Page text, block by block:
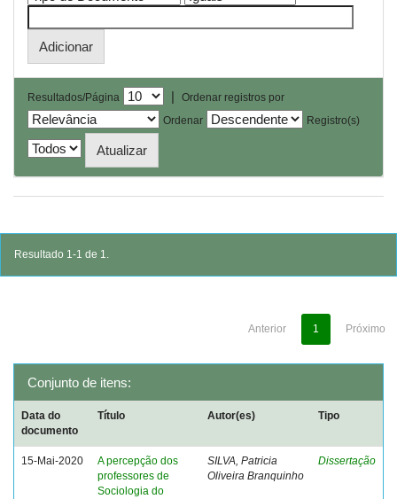
Resultados/Página |
Ordenar registros por
Ordenar
Registro(s)
Resultado 1-1 de 1.
Anterior 1 Próximo
Conjunto de itens:
Data do
documento
Título Autor(es) Tipo
15-Mai-2020
A percepção dos
professores de
Sociologia do
SILVA, Patricia
Oliveira Branquinho
Dissertação